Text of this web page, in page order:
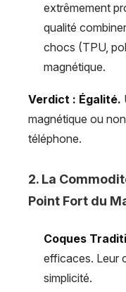
extrêmement
qualité
chocs (TPU,
magnétique.
Verdict : Égalité.
magnétique ou
téléphone.
2. La
Point Fort du
Coques
efficaces. Leur
simplicité.